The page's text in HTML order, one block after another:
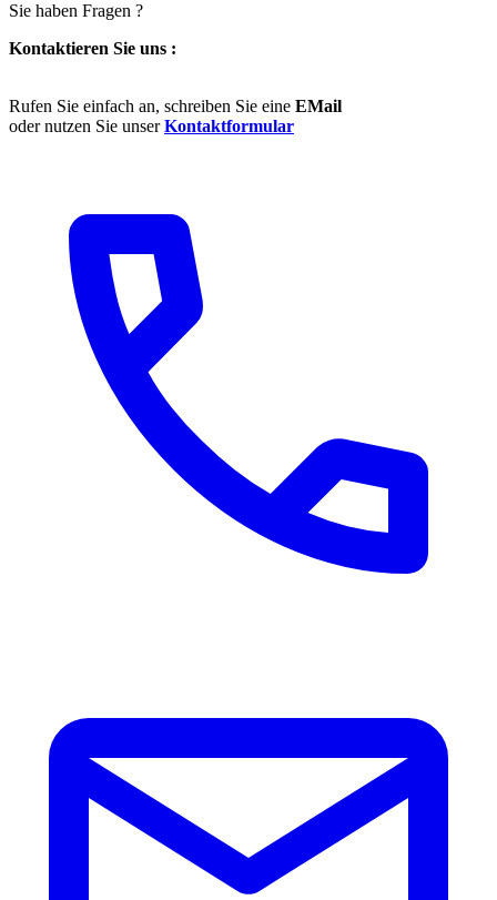
Sie haben Fragen ?
Kontaktieren Sie uns :
Rufen Sie einfach an, schreiben Sie eine EMail
oder nutzen Sie unserKontaktformular